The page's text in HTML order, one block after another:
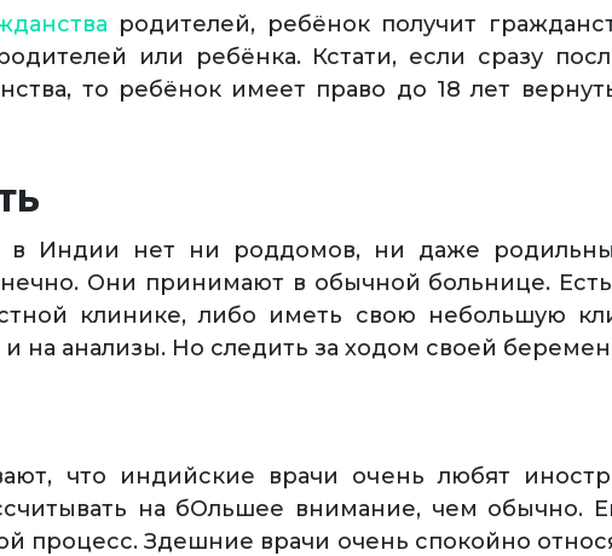
родителей, ребёнок получит
или ребёнка. Кстати, если сразу
то ребёнок имеет право до 18 лет
в Индии нет ни роддомов, ни даже
Они принимают в обычной больнице.
клинике, либо иметь свою небольшую
на анализы. Но следить за ходом своей
что индийские врачи очень любят
на бОльшее внимание, чем обычно.
процесс. Здешние врачи очень спокойно